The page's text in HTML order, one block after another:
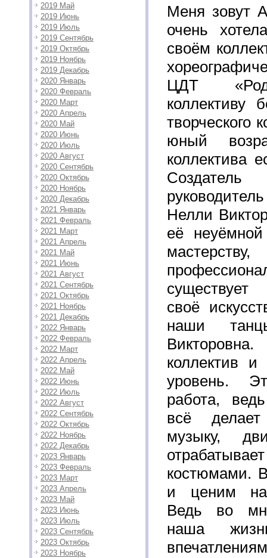
2019 Май
2019 Июнь
2019 Июль
2019 Сентябрь
2019 Октябрь
2019 Ноябрь
2019 Декабрь
2020 Январь
2020 Февраль
2020 Март
2020 Апрель
2020 Май
2020 Июнь
2020 Июль
2020 Август
2020 Сентябрь
2020 Октябрь
2020 Ноябрь
2020 Декабрь
2021 Январь
2021 Февраль
2021 Март
2021 Апрель
2021 Май
2021 Июнь
2021 Август
2021 Сентябрь
2021 Октябрь
2021 Ноябрь
2021 Декабрь
2022 Январь
2022 Февраль
2022 Март
2022 Апрель
2022 Май
2022 Июнь
2022 Июль
2022 Август
2022 Сентябрь
2022 Октябрь
2022 Ноябрь
2022 Декабрь
2023 Январь
2023 Февраль
2023 Март
2023 Апрель
2023 Май
2023 Июнь
2023 Июль
2023 Сентябрь
2023 Октябрь
2023 Ноябрь
Меня зовут
очень
своём
ЦДТ
коллективу
творческого
юный
коллектива
Нелли
её
своё
наши
коллектив
уровень.
работа,
всё
музыку,
костюмами.
и ценим
Ведь во
наша